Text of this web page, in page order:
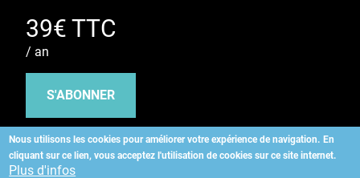
Nous utilisons les cookies pour améliorer votre expérience de navigation. En
cliquant sur ce lien, vous acceptez l'utilisation de cookies sur ce site internet.
Plus d'infos
39€ TTC
/ an
S'ABONNER
Copyright©2026 ALLIEDHEALTH